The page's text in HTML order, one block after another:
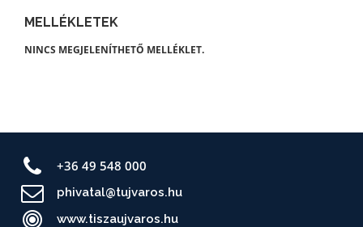
MELLÉKLETEK
NINCS MEGJELENÍTHETŐ MELLÉKLET.
+36 49 548 000
phivatal@tujvaros.hu
www.tiszaujvaros.hu